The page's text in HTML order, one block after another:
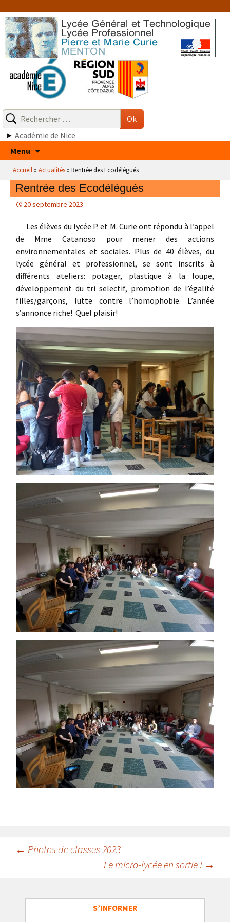
au
contenu
pour
:
Ok
► Académie de Nice
Menu
au
contenu
Accueil » Actualités » Rentrée des Ecodélégués
Rentrée des Ecodélégués
20 septembre 2023
Les élèves du lycée P. et M. Curie ont répondu à l’appel
de Mme Catanoso pour mener des actions
environnementales et sociales. Plus de 40 élèves, du
lycée général et professionnel, se sont inscrits à
différents ateliers: potager, plastique à la loupe,
développement du tri selectif, promotion de l’égalité
filles/garçons, lutte contre l’homophobie. L’année
s’annonce riche! Quel plaisir!
Navigation
← Photos de classes 2023
Le micro-lycée en sortie ! →
S’INFORMER